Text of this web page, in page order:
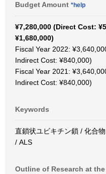
Budget Amount *help
¥7,280,000 (Direct Cost:
¥1,680,000)
Fiscal Year 2022:
Indirect Cost: ¥840,000)
Fiscal Year 2021:
Indirect Cost: ¥840,000)
Keywords
直鎖状ユビキチン鎖 / 化合
/ ALS
Outline of Research at